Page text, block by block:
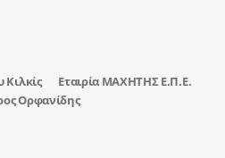
Εταιρία ΜΑΧΗΤΗΣ Ε.Π.Ε.
Ορφανίδης